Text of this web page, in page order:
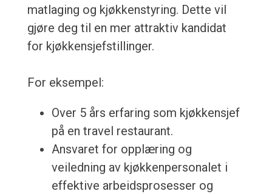
matlaging og kjøkkenstyring. Dette vil
gjøre deg til en mer attraktiv kandidat
for kjøkkensjefstillinger.
For eksempel:
Over 5 års erfaring som kjøkkensjef
på en travel restaurant.
Ansvaret for opplæring og
veiledning av kjøkkenpersonalet i
effektive arbeidsprosesser og